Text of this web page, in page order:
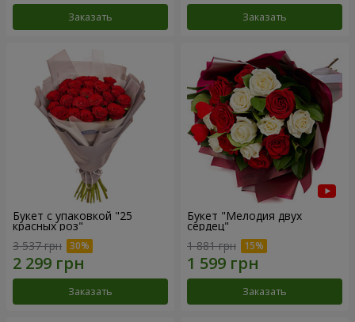
Заказать Заказать
Букет с упаковкой "25
красных роз"
3 537 грн
Заказать
Букет "Мелодия двух
сердец"
1 881 грн
Заказать